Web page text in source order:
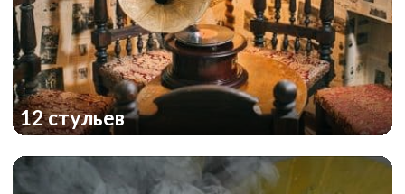
12 стульев